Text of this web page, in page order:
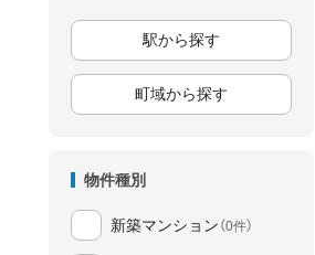
駅から探す
町域から探す
物件種別
新築マンション （0件）